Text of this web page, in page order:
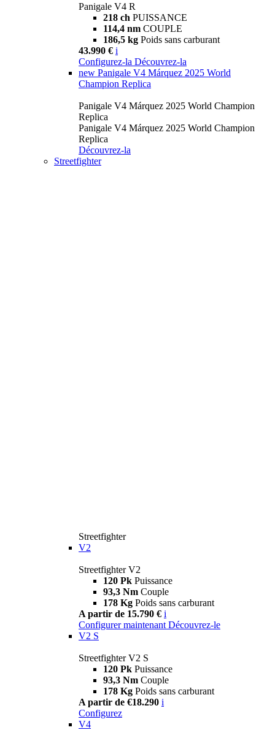
Panigale V4 R
218 ch PUISSANCE
114,4 nm COUPLE
186,5 kg Poids sans carburant
43.990 € i
Configurez-la Découvrez-la
new Panigale V4 Márquez 2025 World
Champion Replica
Panigale V4 Márquez 2025 World Champion
Replica
Panigale V4 Márquez 2025 World Champion
Replica
Découvrez-la
Streetfighter
Streetfighter
V2
Streetfighter V2
120 Pk Puissance
93,3 Nm Couple
178 Kg Poids sans carburant
A partir de 15.790 € i
Configurer maintenant Découvrez-le
V2 S
Streetfighter V2 S
120 Pk Puissance
93,3 Nm Couple
178 Kg Poids sans carburant
A partir de €18.290 i
Configurez
V4